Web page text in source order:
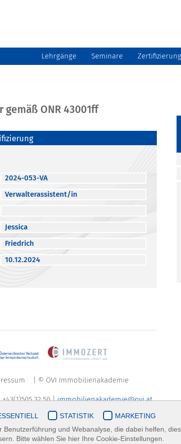
Lehrgänge Seminare Zertifizierung
ONR 43001ff
2024-053-VA
Verwalterassistent/in
Jessica
Friedrich
10.12.2024
| © ÖVI Immobilienakademie
32 50 |immobilienakademie@ovi.at
STATISTIK
MARKETING
Benutzerführung und Webanalyse, die dabei helfen,
Bitte wählen Sie hier Ihre Cookie-Einstellungen.